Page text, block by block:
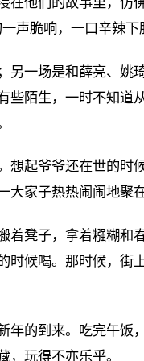
声脆响，一口辛辣下
另一场是和薛亮、姚
陌生，一时不知道
起爷爷还在世的时
家子热热闹闹地聚在
凳子，拿着糨糊和
候喝。那时候，街
的到来。吃完午饭
玩得不亦乐乎。